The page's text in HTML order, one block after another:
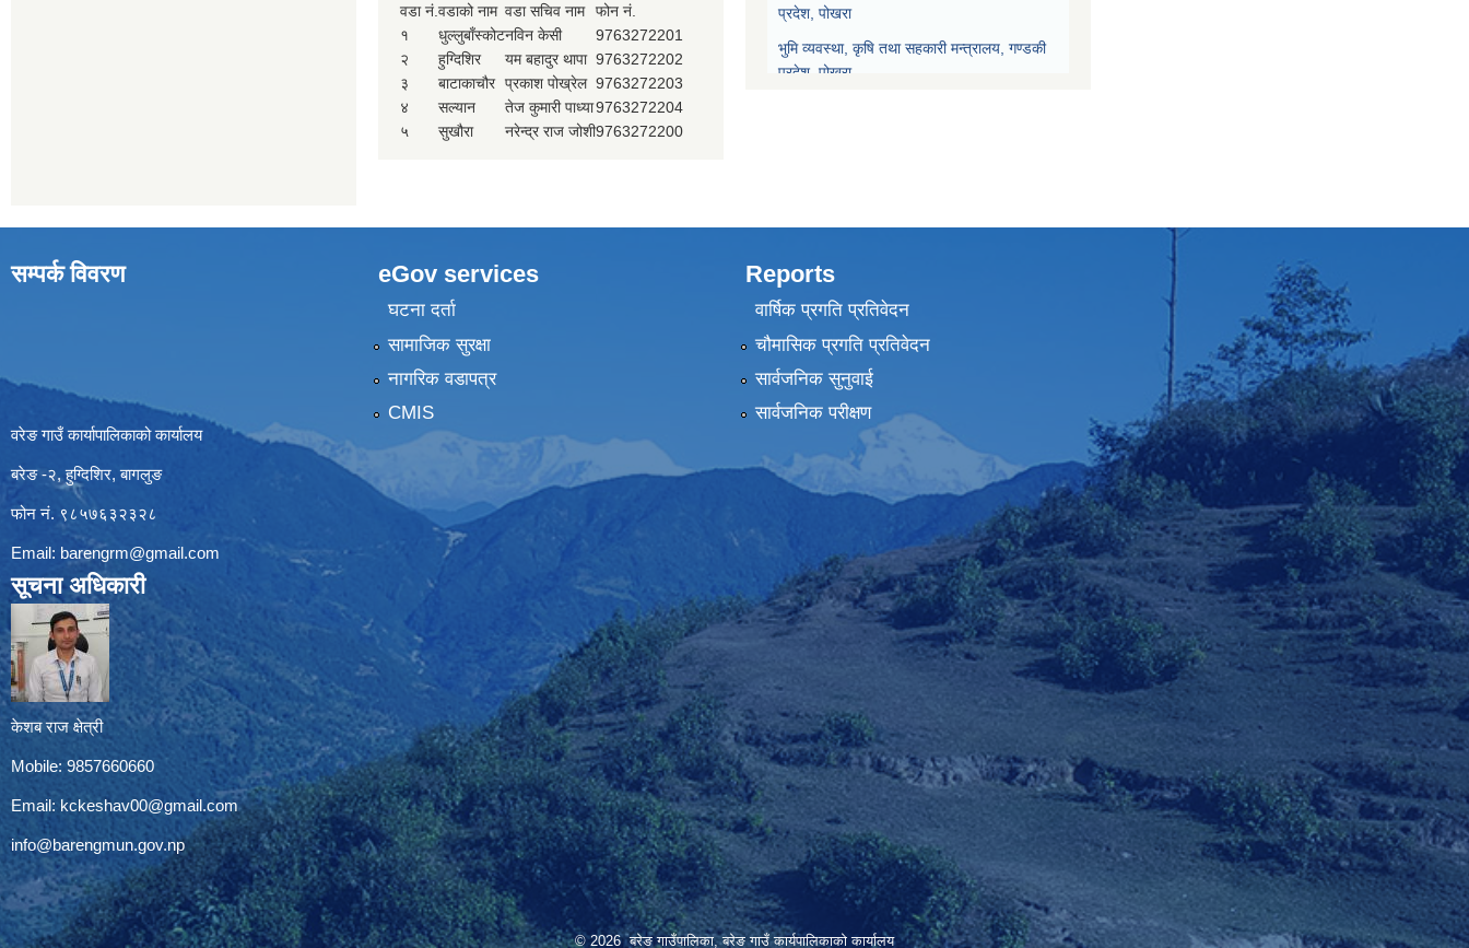
वडा नं. वडाको नाम वडा सचिव नाम
फोन नं.
१
धुल्लुबाँस्कोटनविन केसी
9763272201
२
हुग्दिशिर यम बहादुर थापा 9763272202
३
बाटाकाचौर प्रकाश पोख्रेल 9763272203
४
सल्यान तेज कुमारी पाध्या9763272204
५
सुखौरा नरेन्द्र राज जोशी9763272200
प्रदेश, पोखरा
भुमि व्यवस्था, कृषि तथा सहकारी मन्त्रालय, गण्डकी
प्रदेश, पोखरा
सम्पर्क विवरण
वरेङ गाउँ कार्यापालिकाको कार्यालय
बरेङ -२, हुग्दिशिर, बागलुङ
फोन नं. ९८५७६३२३२८
Email: barengrm@gmail.com
सूचना अधिकारी
केशब राज क्षेत्री
Mobile: 9857660660
Email: kckeshav00@gmail.com
info@barengmun.gov.np
eGov services
घटना दर्ता
सामाजिक सुरक्षा
नागरिक वडापत्र
CMIS
Reports
वार्षिक प्रगति प्रतिवेदन
चौमासिक प्रगति प्रतिवेदन
सार्वजनिक सुनुवाई
सार्वजनिक परीक्षण
© 2026 बरेङ गाउँपालिका, बरेङ गाउँ कार्यपालिकाको कार्यालय